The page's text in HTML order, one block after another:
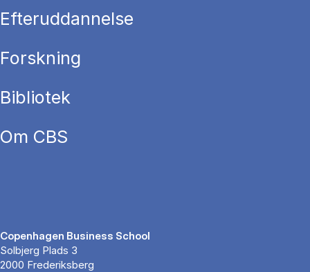
Efteruddannelse
Forskning
Bibliotek
Om CBS
Copenhagen Business School
Solbjerg Plads 3
2000 Frederiksberg